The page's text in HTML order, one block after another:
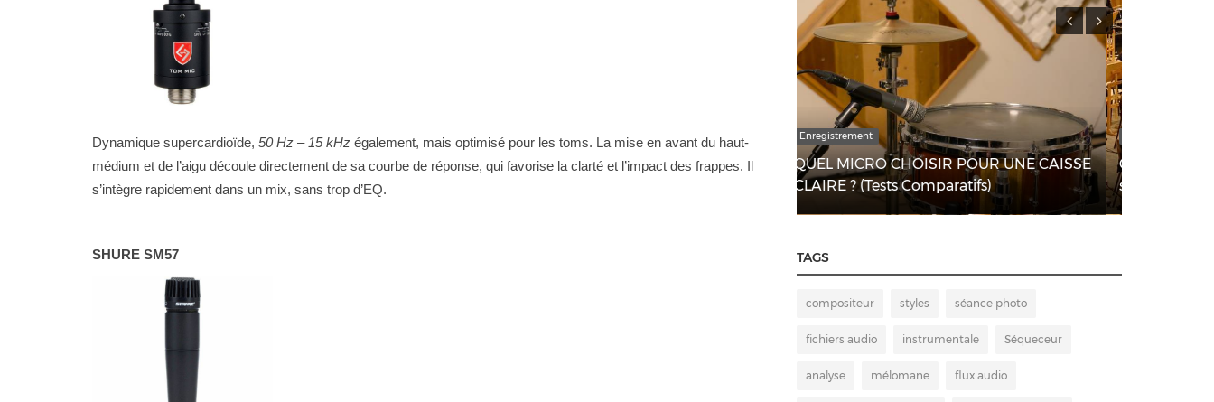
Dynamique supercardioïde, 50 Hz – 15 kHz également, mais optimisé pour les toms. La mise en avant du haut-
médium et de l’aigu découle directement de sa courbe de réponse, qui favorise la clarté et l’impact des frappes. Il
s’intègre rapidement dans un mix, sans trop d’EQ.
SHURE SM57
qu’artiste indé :
Comment faire un montage vidéo?
Enregistrement
QUEL MICRO CHOISIR POUR UNE CAISSE
Enregistrement
Comment enregistrer un orchestre
symphonique séparément ?
TAGS
compositeur styles séance photo
fichiers audio instrumentale Séqueceur
analyse mélomane flux audio